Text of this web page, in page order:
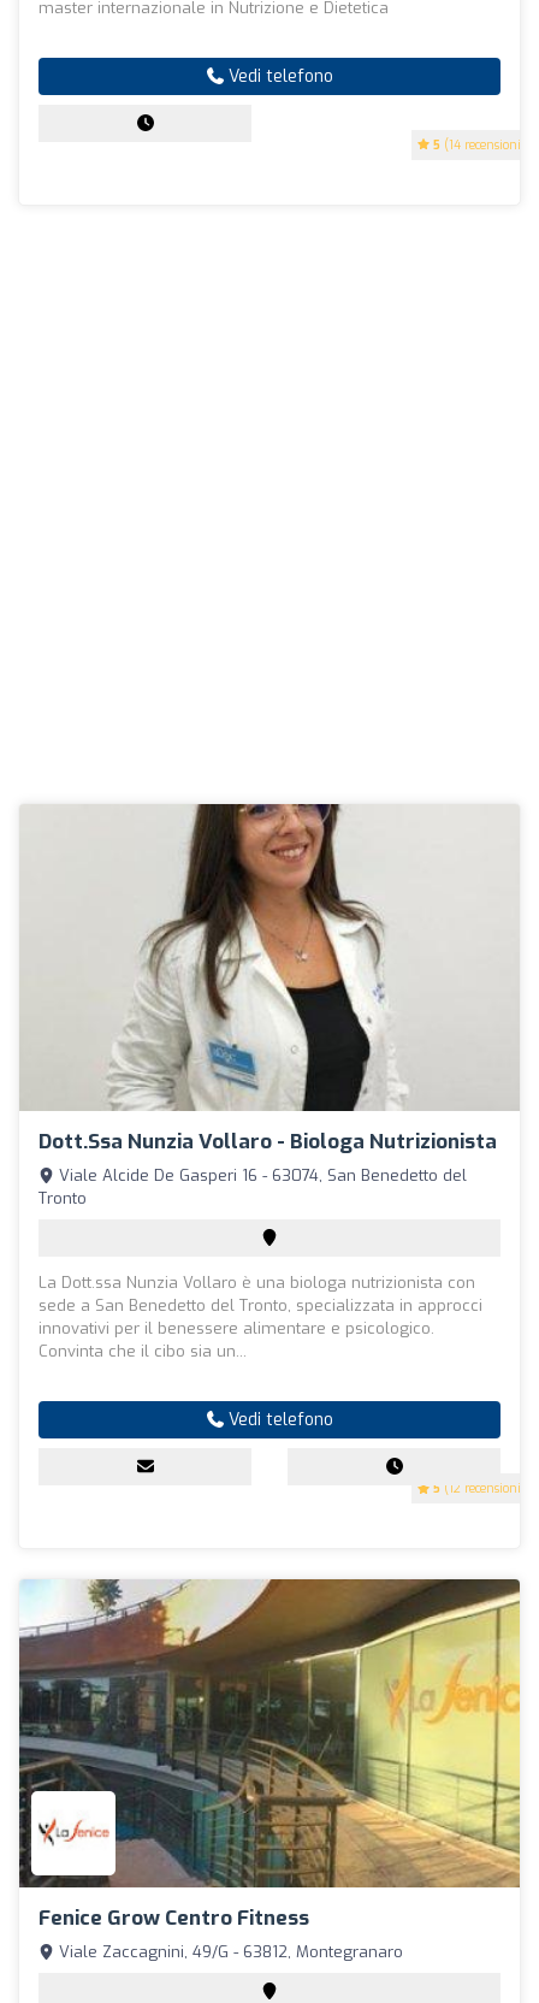
5 (14 recensioni)
master internazionale in Nutrizione e Dietetica
Vedi telefono
Dott.ssa Nunzia Vollaro - Biologa Nutrizionista
5 (12 recensioni)
Viale Alcide De Gasperi 16 - 63074, San Benedetto del
Tronto
La Dott.ssa Nunzia Vollaro è una biologa nutrizionista con
sede a San Benedetto del Tronto, specializzata in approcci
innovativi per il benessere alimentare e psicologico.
Convinta che il cibo sia un...
Vedi telefono
Fenice Grow Centro Fitness
Viale Zaccagnini, 49/G - 63812, Montegranaro